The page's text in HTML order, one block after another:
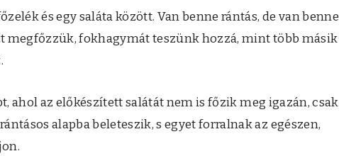
és egy saláta között. Van benne rántás, de van benne
megfőzzük, fokhagymát teszünk hozzá, mint több másik
ahol az előkészített salátát nem is főzik meg igazán, csak
alapba beleteszik, s egyet forralnak az egészen,